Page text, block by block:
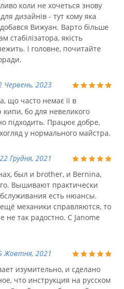
коли не хочеться знову
дизайнів - тут кому яка
Вижуан. Варто більше
стабілізатора, якість
І головне, почитайте
Червень, 2023
що часто немає її в
кипи, бо для невеликого
підходить. Працює добре,
у нормального майстра.
22 Грудня, 2021
был и brother, и Bernina,
Вышивают практически
есть нюансы.
механики справляются, то
не так радостно. С Janome
Жовтня, 2021
изумительно, и сделано
что инструкция на русском